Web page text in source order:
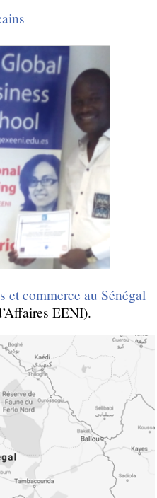
et commerce au Sénégal
EENI).